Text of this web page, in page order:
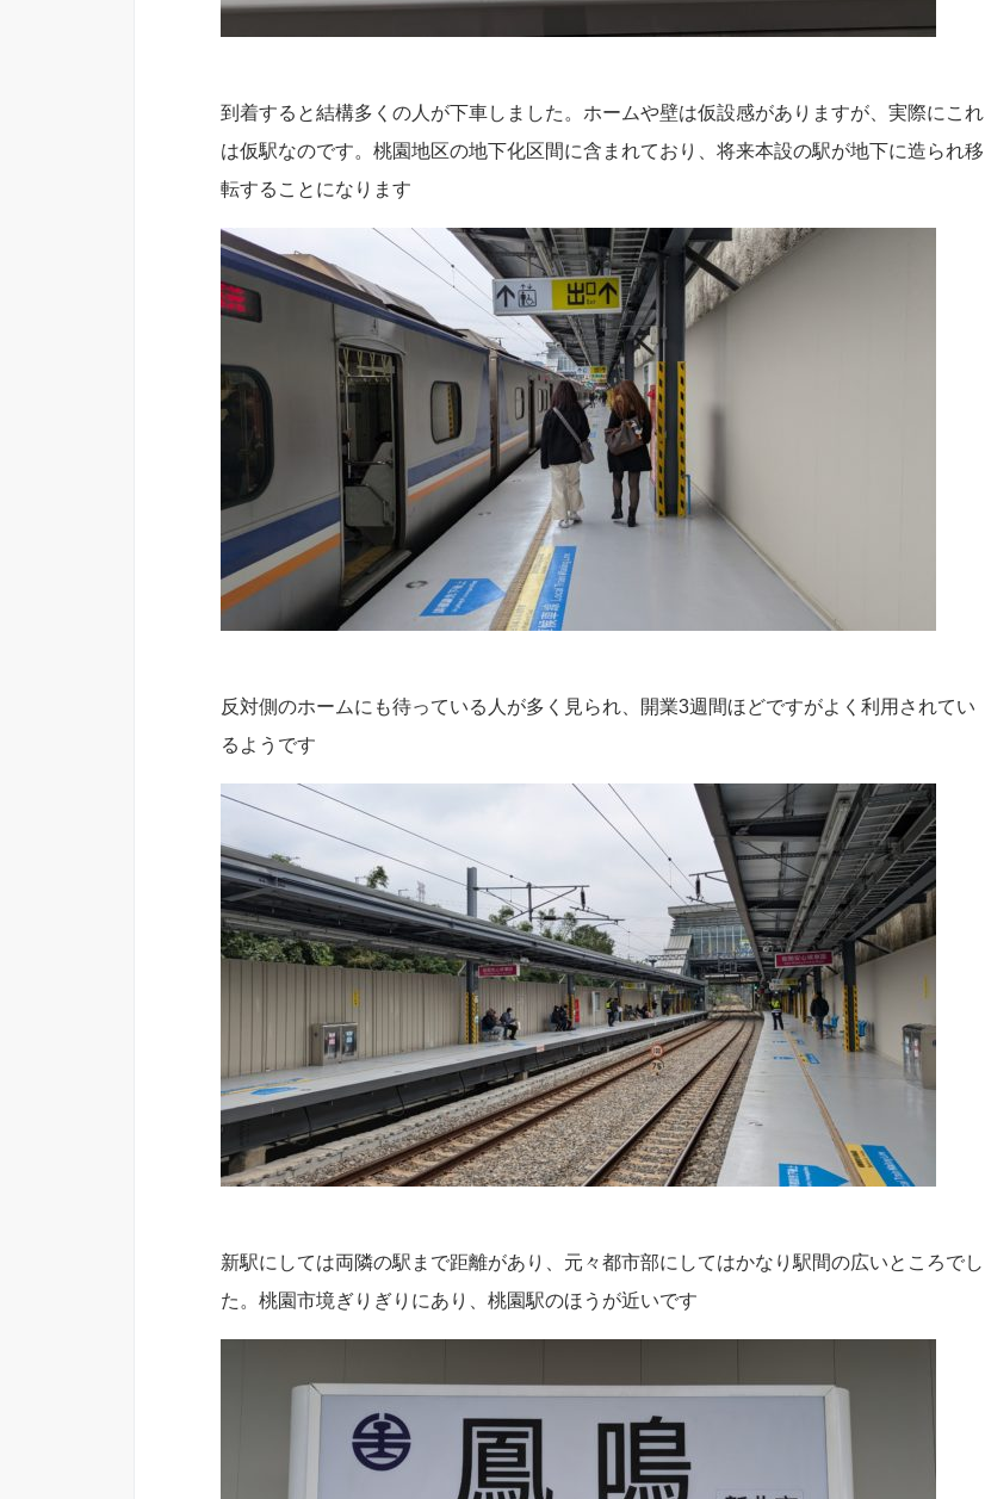
到着すると結構多くの人が下車しました。ホームや壁は仮設感がありますが、実際にこれ
は仮駅なのです。桃園地区の地下化区間に含まれており、将来本設の駅が地下に造られ移
転することになります
反対側のホームにも待っている人が多く見られ、開業3週間ほどですがよく利用されてい
るようです
新駅にしては両隣の駅まで距離があり、元々都市部にしてはかなり駅間の広いところでし
た。桃園市境ぎりぎりにあり、桃園駅のほうが近いです